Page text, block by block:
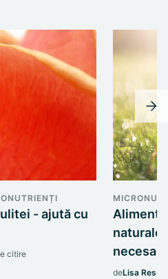
- ajută cu
citire
naturale
deLisa Ressi,